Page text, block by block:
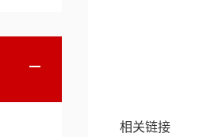
相关链接